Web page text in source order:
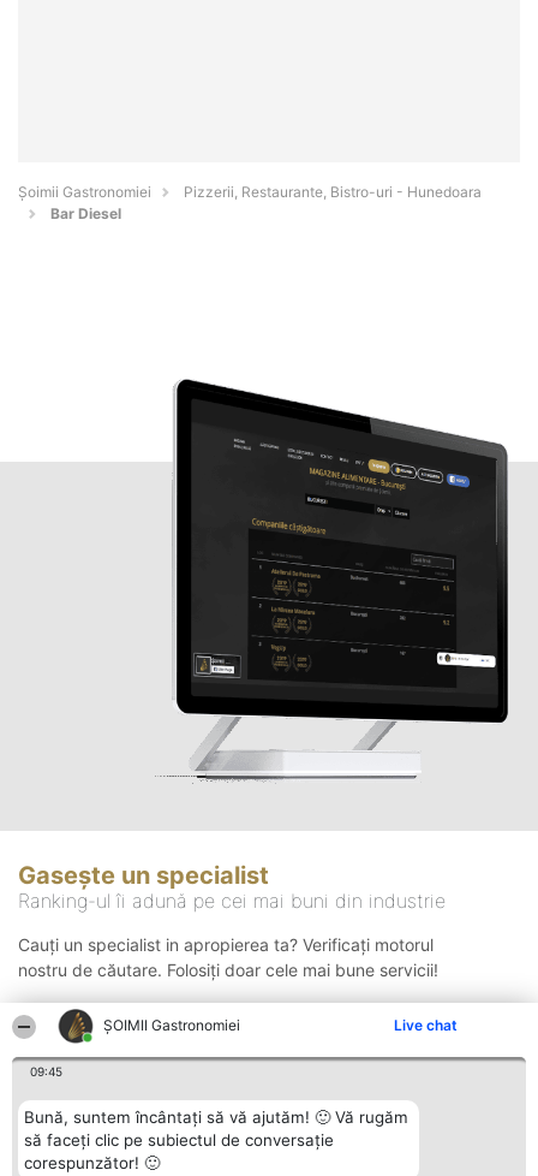
ȘOIMII Gastronomiei Live chat
09:45
Bună, suntem încântați să vă ajutăm! 🙂 Vă rugăm
să faceți clic pe subiectul de conversație
corespunzător! 🙂
Șoimii Gastronomiei
Pizzerii, Restaurante, Bistro-uri - Hunedoara
Bar Diesel
Gasește un specialist
Ranking-ul îi adună pe cei mai buni din industrie
Cauți un specialist in apropierea ta? Verificați motorul
nostru de căutare. Folosiți doar cele mai bune servicii!